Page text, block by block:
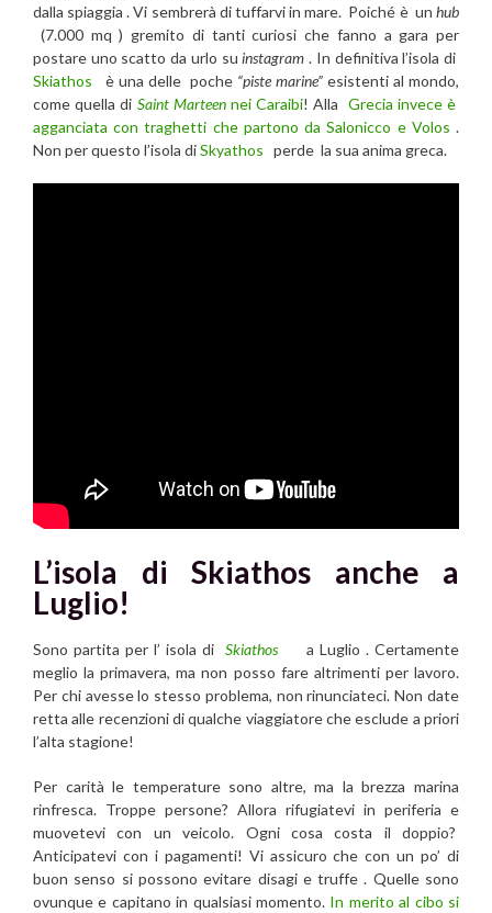
dalla spiaggia . Vi sembrerà di tuffarvi in mare. Poiché è un hub
(7.000 mq ) gremito di tanti curiosi che fanno a gara per
postare uno scatto da urlo suinstagram. In definitiva l’isola di
Skiathos
è una delle poche “piste marine” esistenti al mondo,
come quella di Saint Marteen neiCaraibi! Alla Grecia invece è
agganciata con traghetti che partono da Salonicco e Volos .
Non per questo l’isola diSkyathos perde la sua anima greca.
L’isola di Skiathos anche a
Luglio!
Sono partita per l’ isola diSkiathos
a Luglio . Certamente
meglio la primavera, ma non posso fare altrimenti per lavoro.
Per chi avesse lo stesso problema, non rinunciateci. Non date
retta alle recenzioni di qualche viaggiatore che esclude a priori
l’alta stagione!
Per carità le temperature sono altre, ma la brezza marina
rinfresca. Troppe persone? Allora rifugiatevi in periferia e
muovetevi con un veicolo. Ogni cosa costa il doppio?
Anticipatevi con i pagamenti! Vi assicuro che con un po’ di
buon senso si possono evitare disagi e truffe . Quelle sono
ovunque e capitano in qualsiasi momento. In merito al cibo si